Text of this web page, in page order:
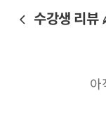
수강생 리
아